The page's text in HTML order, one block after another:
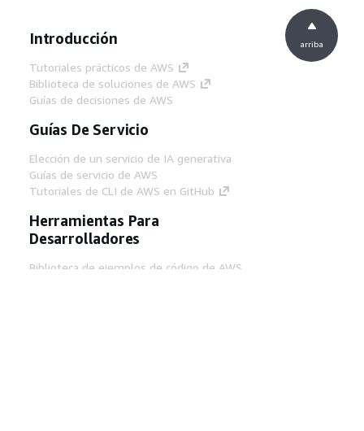
Introducción
Tutoriales prácticos de AWS
Biblioteca de soluciones de AWS
Guías de decisiones de AWS
Guías De Servicio
Elección de un servicio de IA generativa
Guías de servicio de AWS
Tutoriales de CLI de AWS en GitHub
Herramientas Para
Desarrolladores
Biblioteca de ejemplos de código de AWS
arriba